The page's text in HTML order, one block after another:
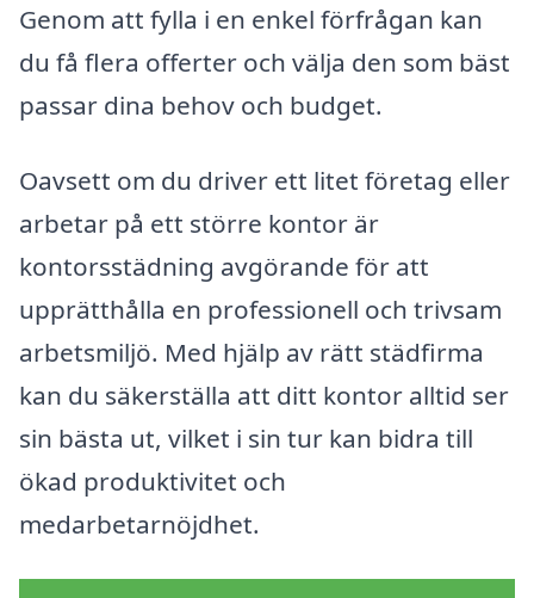
Genom att fylla i en enkel förfrågan kan
du få flera offerter och välja den som bäst
passar dina behov och budget.
Oavsett om du driver ett litet företag eller
arbetar på ett större kontor är
kontorsstädning avgörande för att
upprätthålla en professionell och trivsam
arbetsmiljö. Med hjälp av rätt städfirma
kan du säkerställa att ditt kontor alltid ser
sin bästa ut, vilket i sin tur kan bidra till
ökad produktivitet och
medarbetarnöjdhet.